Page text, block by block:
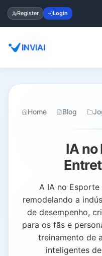
Register Login
INVIAI
Home Blog
IA no
A IA no
remodelando a
de desempenho,
para os fãs e
treinamento de
inteligentes